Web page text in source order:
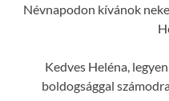
Névnapodon kívánok
Kedves Heléna,
boldogsággal